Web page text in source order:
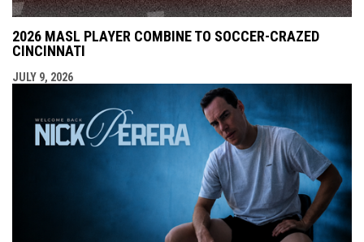
2026 MASL PLAYER COMBINE TO SOCCER-CRAZED
CINCINNATI
JULY 9, 2026